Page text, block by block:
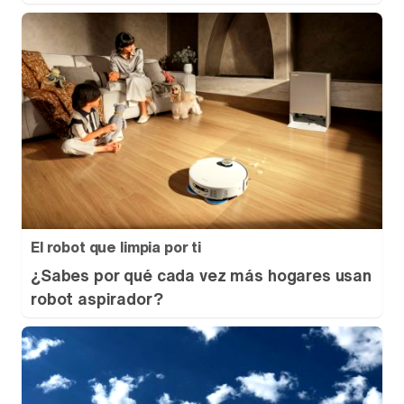
El robot que limpia por ti
¿Sabes por qué cada vez más hogares usan
robot aspirador?